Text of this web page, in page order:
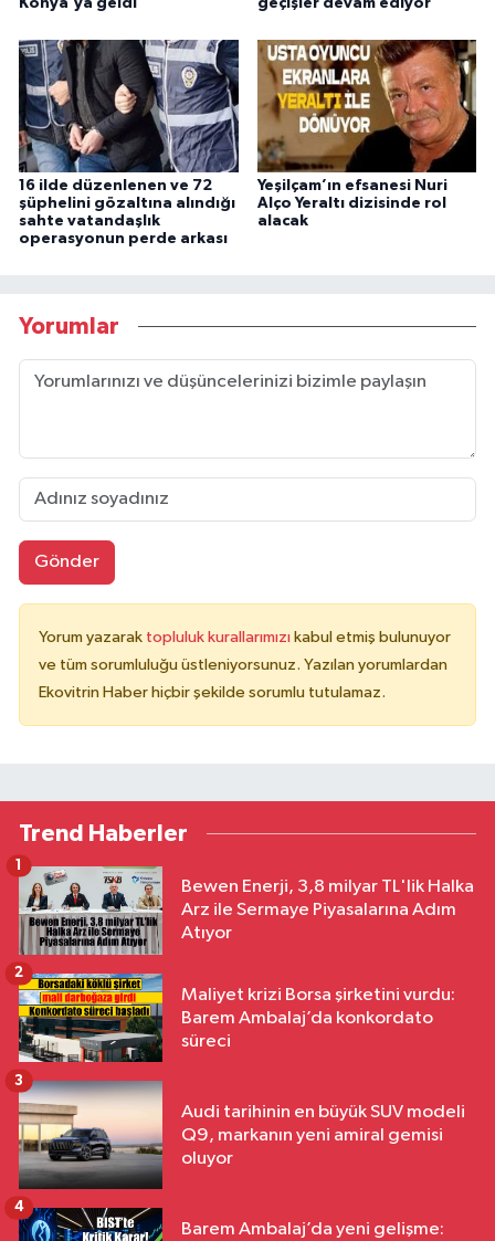
Konya'ya geldi geçişler devam ediyor"
16 ilde düzenlenen ve 72
şüphelini gözaltına alındığı
sahte vatandaşlık
operasyonun perde arkası
Yeşilçam’ın efsanesi Nuri
Alço Yeraltı dizisinde rol
alacak
Yorumlar
Gönder
Yorum yazarak topluluk kurallarımızı kabul etmiş bulunuyor
ve tüm sorumluluğu üstleniyorsunuz. Yazılan yorumlardan
Ekovitrin Haber hiçbir şekilde sorumlu tutulamaz.
Trend Haberler
Bewen Enerji, 3,8 milyar TL'lik Halka
Arz ile Sermaye Piyasalarına Adım
Atıyor
1
Maliyet krizi Borsa şirketini vurdu:
Barem Ambalaj’da konkordato
süreci
2
Audi tarihinin en büyük SUV modeli
Q9, markanın yeni amiral gemisi
oluyor
3
Barem Ambalaj’da yeni gelişme:
4